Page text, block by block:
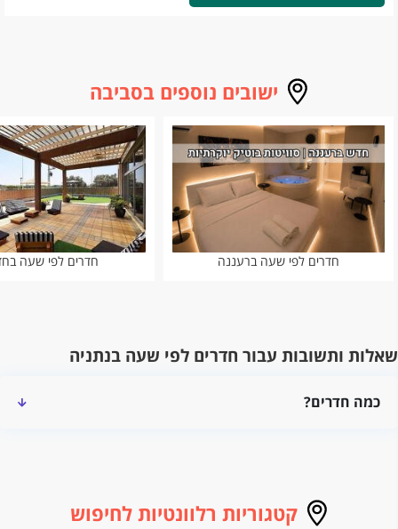
ישובים נוספים בסביבה
חדרים לפי שעה ברעננה חדרים לפי שעה
שאלות ותשובות עבור חדרים לפי שעה בנתניה
כמה חדרים?
קטגוריות רלוונטיות לחיפוש